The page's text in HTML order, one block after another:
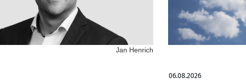
Jan Henrich
06.08.2026